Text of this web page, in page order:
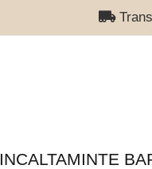
INCALTAMINTE